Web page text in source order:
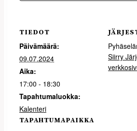
TIEDOT
Päivämäärä:
09.07.2024
Aika:
17:00 - 18:30
Tapahtumaluokka:
Kalenteri
TAPAHTUMAPAIKKA
Siirry